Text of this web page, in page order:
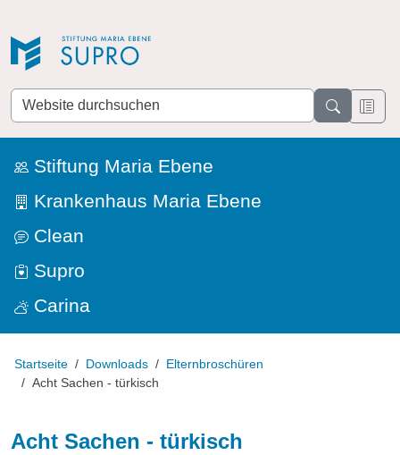
Website
durchsuchen
Stiftung Maria Ebene
Krankenhaus Maria Ebene
Clean
Supro
Carina
Startseite Downloads
Elternbroschüren
Acht Sachen - türkisch
Acht Sachen - türkisch